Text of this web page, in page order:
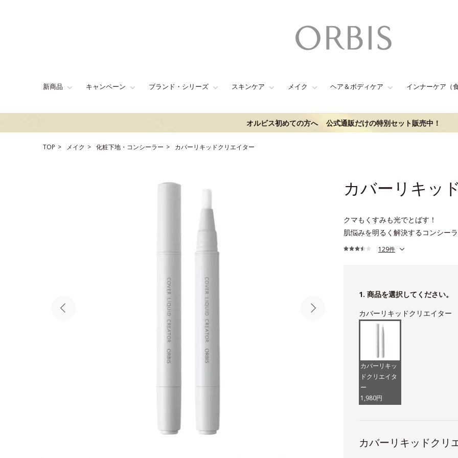
新商品 キャンペーン ブランド・シリーズ スキンケア メイク ヘア＆ボディケア インナーケア（
オルビス初めての方へ 公式通販だけの特別セット販売中！
TOP メイク 化粧下地・コンシーラー カバーリキッドクリエイター
カバーリキッ
クマもくすみも光でとばす！
肌悩みを明るく解決するコンシー
129件
1. 商品を選択してください。
カバーリキッドクリエイター
カバーリキッ
ドクリエイタ
ー
1,980円
カバーリキッドクリ